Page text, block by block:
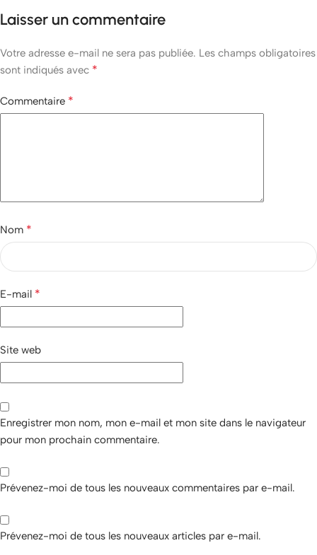
Laisser un commentaire
Votre adresse e-mail ne sera pas publiée. Les champs obligatoires
sont indiqués avec *
Commentaire *
Nom *
E-mail *
Site web
Enregistrer mon nom, mon e-mail et mon site dans le navigateur
pour mon prochain commentaire.
Prévenez-moi de tous les nouveaux commentaires par e-mail.
Prévenez-moi de tous les nouveaux articles par e-mail.